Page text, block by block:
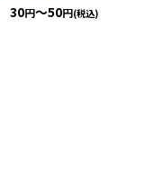
30円～50円(税込)